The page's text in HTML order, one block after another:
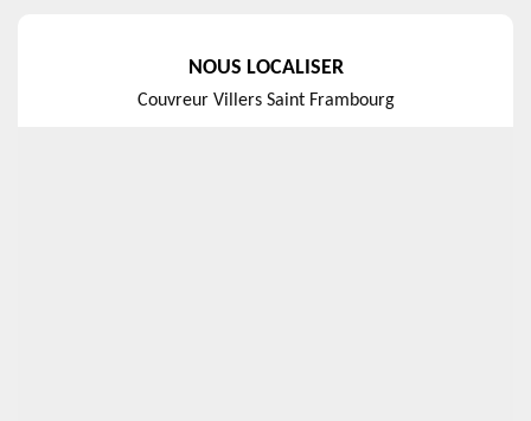
NOUS LOCALISER
Couvreur Villers Saint Frambourg